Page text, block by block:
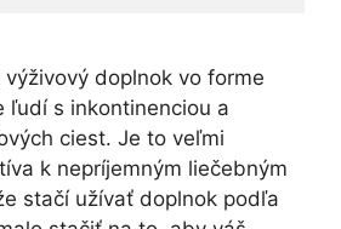
doplnok vo forme
ľudí s inkontinenciou a
ciest. Je to veľmi
k nepríjemným liečebným
stačí užívať doplnok podľa